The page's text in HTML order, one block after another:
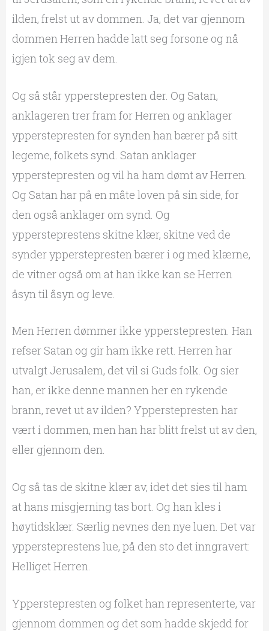
ilden, frelst ut av dommen. Ja, det var gjennom
dommen Herren hadde latt seg forsone og nå
igjen tok seg av dem.
Og så står ypperstepresten der. Og Satan,
anklageren trer fram for Herren og anklager
ypperstepresten for synden han bærer på sitt
legeme, folkets synd. Satan anklager
ypperstepresten og vil ha ham dømt av Herren.
Og Satan har på en måte loven på sin side, for
den også anklager om synd. Og
yppersteprestens skitne klær, skitne ved de
synder ypperstepresten bærer i og med klærne,
de vitner også om at han ikke kan se Herren
åsyn til åsyn og leve.
Men Herren dømmer ikke ypperstepresten. Han
refser Satan og gir ham ikke rett. Herren har
utvalgt Jerusalem, det vil si Guds folk. Og sier
han, er ikke denne mannen her en rykende
brann, revet ut av ilden? Ypperstepresten har
vært i dommen, men han har blitt frelst ut av den,
eller gjennom den.
Og så tas de skitne klær av, idet det sies til ham
at hans misgjerning tas bort. Og han kles i
høytidsklær. Særlig nevnes den nye luen. Det var
yppersteprestens lue, på den sto det inngravert:
Helliget Herren.
Ypperstepresten og folket han representerte, var
gjennom dommen og det som hadde skjedd for